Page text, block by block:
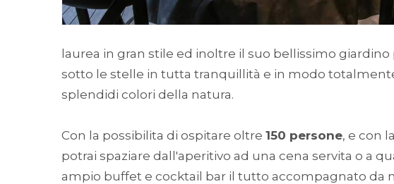
laurea in gran stile ed inoltre il suo bellissimo
sotto le stelle in tutta tranquillità e in modo
splendidi colori della natura.
Con la possibilita di ospitare oltre 150 persone, e con
potrai spaziare dall'aperitivo ad una cena servita o a
ampio buffet e cocktail bar il tutto accompagnato da